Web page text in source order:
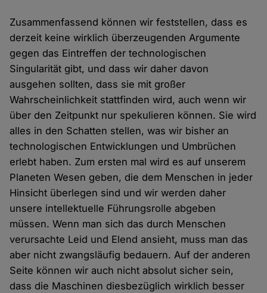
Zusammenfassend können wir feststellen, dass es
derzeit keine wirklich überzeugenden Argumente
gegen das Eintreffen der technologischen
Singularität gibt, und dass wir daher davon
ausgehen sollten, dass sie mit großer
Wahrscheinlichkeit stattfinden wird, auch wenn wir
über den Zeitpunkt nur spekulieren können. Sie wird
alles in den Schatten stellen, was wir bisher an
technologischen Entwicklungen und Umbrüchen
erlebt haben. Zum ersten mal wird es auf unserem
Planeten Wesen geben, die dem Menschen in jeder
Hinsicht überlegen sind und wir werden daher
unsere intellektuelle Führungsrolle abgeben
müssen. Wenn man sich das durch Menschen
verursachte Leid und Elend ansieht, muss man das
aber nicht zwangsläufig bedauern. Auf der anderen
Seite können wir auch nicht absolut sicher sein,
dass die Maschinen diesbezüglich wirklich besser